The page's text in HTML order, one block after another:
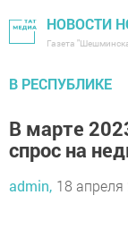
НОВОСТИ
Газета
В РЕСПУБЛИКЕ
В марте
спрос на
admin, 18 апреля